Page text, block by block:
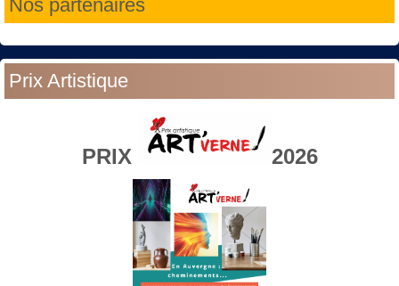
Nos partenaires
Prix Artistique
PRIX 2026
précédente
précédent
suivante
suivant